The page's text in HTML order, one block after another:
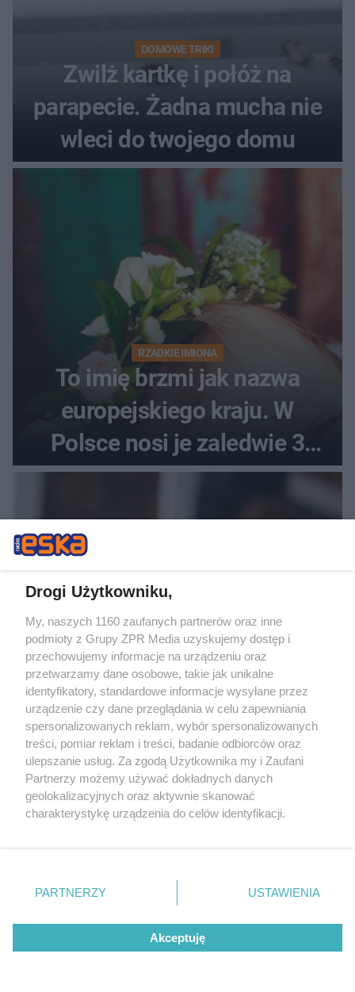
DOMOWE TRIKI
Zwilż kartkę i połóż na
parapecie. Żadna mucha nie
wleci do twojego domu
RZADKIE IMIONA
To imię brzmi jak nazwa
europejskiego kraju. W
Polsce nosi je zaledwie 3
kobiety
SPRAWDZONE SPOSOBY
Dolej do wody pół szklanki tego
składnika. Panele będą lśnić bez
smug
Twoja biżuteria pociemniała? Włóż
kawałek tego do szuflady i zapomnij
o tym problemie. Sposób na
Drogi Użytkowniku,
My, naszych 1160 zaufanych partnerów oraz inne
podmioty z Grupy ZPR Media uzyskujemy dostęp i
przechowujemy informacje na urządzeniu oraz
przetwarzamy dane osobowe, takie jak unikalne
identyfikatory, standardowe informacje wysyłane przez
urządzenie czy dane przeglądania w celu zapewniania
spersonalizowanych reklam, wybór spersonalizowanych
treści, pomiar reklam i treści, badanie odbiorców oraz
ulepszanie usług. Za zgodą Użytkownika my i Zaufani
Partnerzy możemy używać dokładnych danych
geolokalizacyjnych oraz aktywnie skanować
charakterystykę urządzenia do celów identyfikacji.
zmienić/wycofać klikając przycisk ustawień prywatności
znajdujący się w lewym dolnym rogu strony
rodzaje przetwarzania danych nie wymagają zgody
użytkownika, ale masz prawo sprzeciwić się takiemu
przetwarzaniu. Preferencje będą miały zastosowanie tylko
PARTNERZY USTAWIENIA
Akceptuję